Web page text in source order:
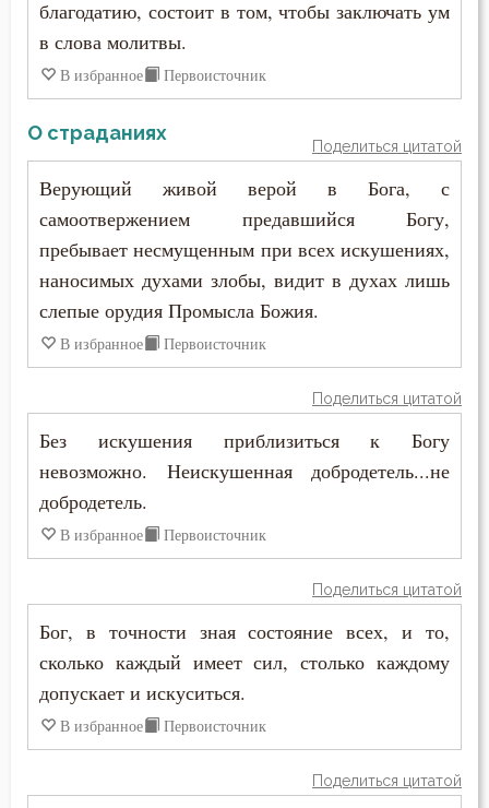
Спаситель
Спокойствие
Страдание
Страх Божий
Страх смерти
Страшный суд
Счастье
Таинство
Тело
Терпение
благодатию, состоит в том, чтобы заключать ум
в слова молитвы.
В избранное Первоисточник
О страданиях
Поделиться цитатой
Верующий живой верой в Бога, с
самоотвержением предавшийся Богу,
пребывает несмущенным при всех искушениях,
наносимых духами злобы, видит в духах лишь
слепые орудия Промысла Божия.
В избранное Первоисточник
Поделиться цитатой
Без искушения приблизиться к Богу
невозможно. Неискушенная добродетель...не
добродетель.
В избранное Первоисточник
Поделиться цитатой
Бог, в точности зная состояние всех, и то,
сколько каждый имеет сил, столько каждому
допускает и искуситься.
В избранное Первоисточник
Поделиться цитатой